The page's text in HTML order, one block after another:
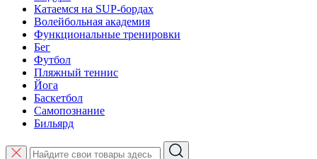
Катаемся на SUP-бордах
Волейбольная академия
Функциональные тренировки
Бег
Футбол
Пляжный теннис
Йога
Баскетбол
Самопознание
Бильярд